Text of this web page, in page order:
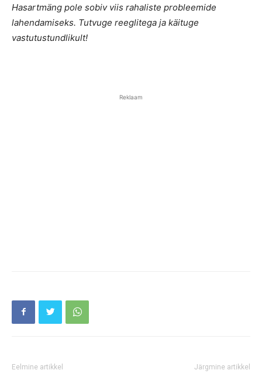
Hasartmäng pole sobiv viis rahaliste probleemide
lahendamiseks. Tutvuge reeglitega ja käituge
vastutustundlikult!
Reklaam
Eelmine artikkel Järgmine artikkel